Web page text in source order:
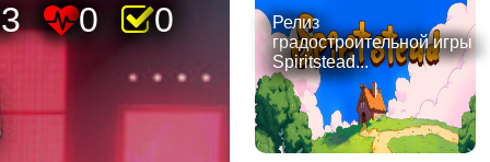
0 0
Релиз
градостроительной игры
Spiritstead...